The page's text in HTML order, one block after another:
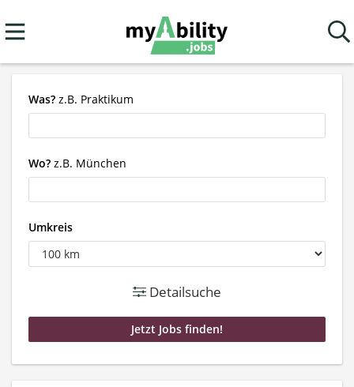
Was? z.B. Praktikum
Wo? z.B. München
Umkreis
Detailsuche